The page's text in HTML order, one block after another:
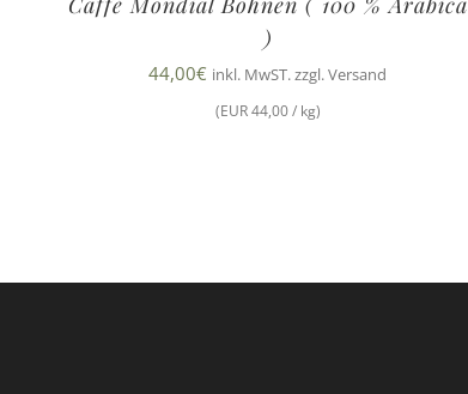
)
44,00€ inkl. MwST. zzgl. Versand
(EUR 44,00 / kg)